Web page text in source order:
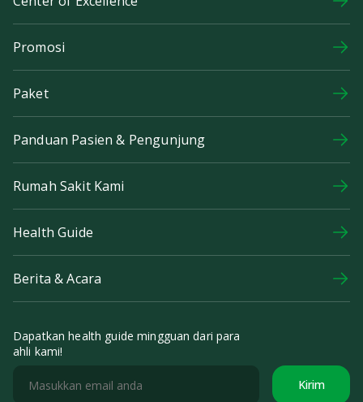
Promosi
Paket
Panduan Pasien & Pengunjung
Rumah Sakit Kami
Health Guide
Berita & Acara
Dapatkan health guide mingguan dari para
ahli kami!
Kirim